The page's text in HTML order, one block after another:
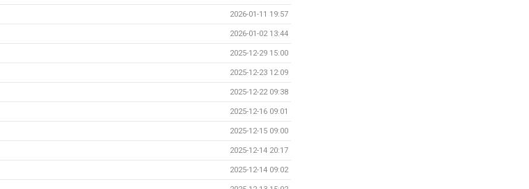
2026-01-11 19:57
2026-01-02 13:44
2025-12-29 15:00
2025-12-23 12:09
2025-12-22 09:38
2025-12-16 09:01
2025-12-15 09:00
2025-12-14 20:17
2025-12-14 09:02